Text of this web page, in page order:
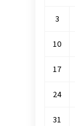
3
10
17
24
31